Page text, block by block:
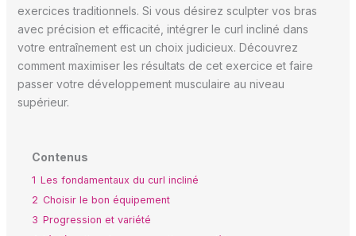
exercices traditionnels. Si vous désirez sculpter vos bras
avec précision et efficacité, intégrer le curl incliné dans
votre entraînement est un choix judicieux. Découvrez
comment maximiser les résultats de cet exercice et faire
passer votre développement musculaire au niveau
supérieur.
Contenus
1 Les fondamentaux du curl incliné
2 Choisir le bon équipement
3 Progression et variété